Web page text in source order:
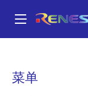
到
菜单
面
5962-